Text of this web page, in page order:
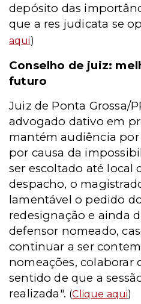
depósito das
que a res judicata se
aqui)
Conselho de juiz:
futuro
Juiz de Ponta Grossa/
advogado dativo em
mantém audiência
por causa da
ser escoltado até local
despacho, o
lamentável o pedido
redesignação e ainda
defensor nomeado,
continuar a ser
nomeações, colaborar
sentido de que a
realizada". (Clique aqui)